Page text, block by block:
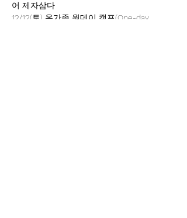
어 제자삼다
12/12(토) 온가족 원데이 캠프(One-day